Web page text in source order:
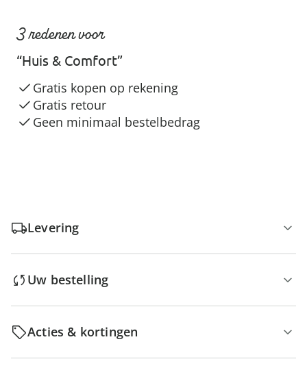
3 redenen voor
“Huis & Comfort”
Gratis kopen op rekening
Gratis retour
Geen minimaal bestelbedrag
Levering
Uw bestelling
Acties & kortingen